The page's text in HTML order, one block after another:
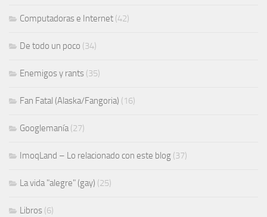
Computadoras e Internet (42)
De todo un poco (34)
Enemigos y rants (35)
Fan Fatal (Alaska/Fangoria) (16)
Googlemanía(27)
ImoqLand – Lo relacionado con este blog (37)
La vida "alegre" (gay) (25)
Libros (6)